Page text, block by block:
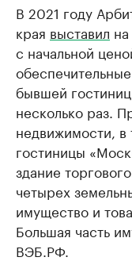
В 2021 году
края выставил
с начальной
бывшей
несколько раз.
недвижимости,
гостиницы
здание
четырех
имущество и
Большая часть
ВЭБ.РФ.